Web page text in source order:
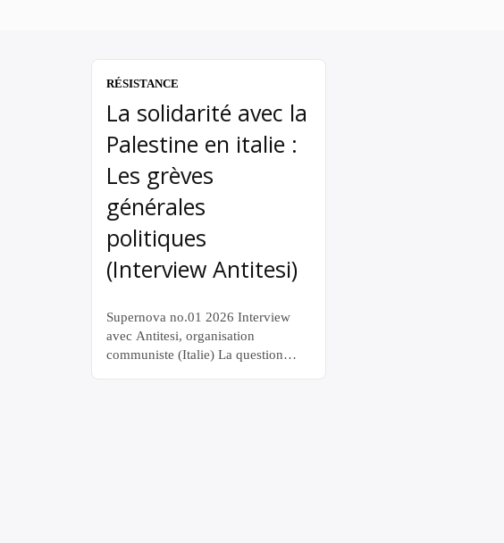
RÉSISTANCE
La solidarité avec la
Palestine en italie :
Les grèves
générales
politiques
(Interview Antitesi)
Supernova no.01 2026 Interview
avec Antitesi, organisation
communiste (Italie) La question